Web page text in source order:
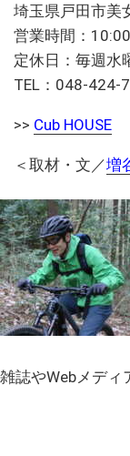
埼玉県戸田市美
営業時間：
定休日：毎週水
TEL：048-424-
>> Cub HOUSE
＜取材・文／増
雑誌やWebメディ